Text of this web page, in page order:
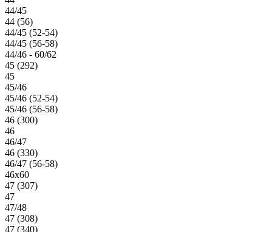
44/45
44 (56)
44/45 (52-54)
44/45 (56-58)
44/46 - 60/62
45 (292)
45
45/46
45/46 (52-54)
45/46 (56-58)
46 (300)
46
46/47
46 (330)
46/47 (56-58)
46х60
47 (307)
47
47/48
47 (308)
47 (340)